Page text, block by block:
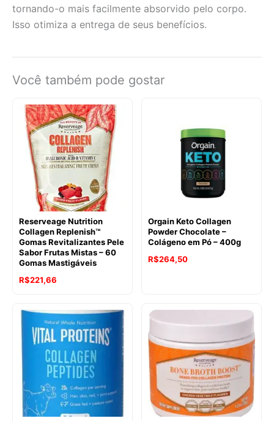
tornando-o mais facilmente absorvido pelo corpo.
Isso otimiza a entrega de seus benefícios.
Você também pode gostar
Reserveage Nutrition
Collagen Replenish™
Gomas Revitalizantes Pele
Sabor Frutas Mistas – 60
Gomas Mastigáveis
O
original
era:
R$265,55.
R$221,66
atual
é:
R$221,66.
Orgain Keto Collagen
Powder Chocolate –
Colágeno em Pó – 400g
O
R$330,65.
R$264,50O